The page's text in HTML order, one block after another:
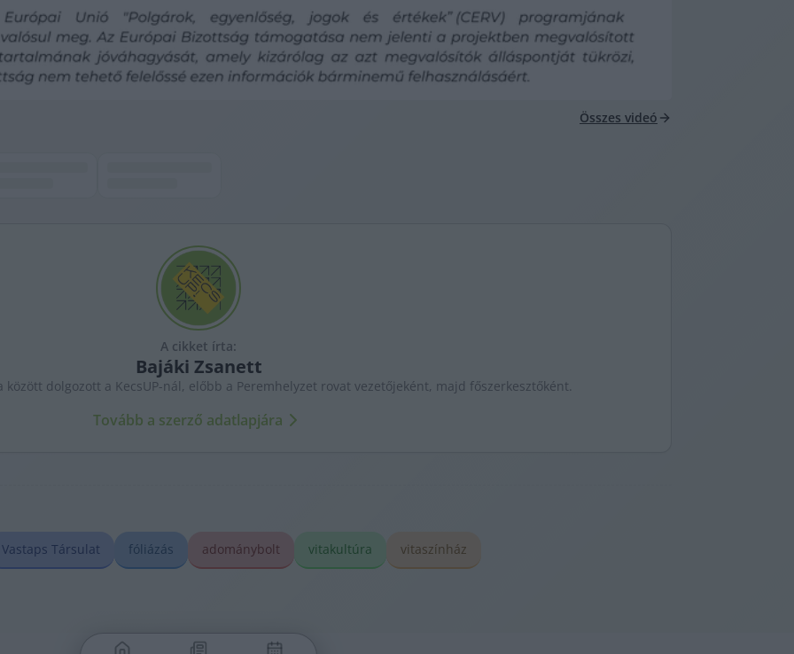
Összes videó
A cikket írta:
Bajáki Zsanett
dolgozott a KecsUP-nál, előbb a Peremhelyzet rovat vezetőjeként, majd főszerkesztőként.
Tovább a szerző adatlapjára
Vastaps Társulat fóliázás adománybolt vitakultúra vitaszínház